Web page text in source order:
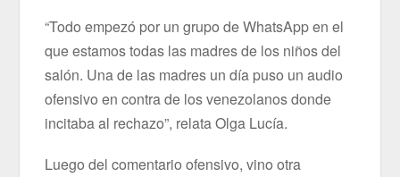
“Todo empezó por un grupo de WhatsApp en el
que estamos todas las madres de los niños del
salón. Una de las madres un día puso un audio
ofensivo en contra de los venezolanos donde
incitaba al rechazo”, relata Olga Lucía.
Luego del comentario ofensivo, vino otra